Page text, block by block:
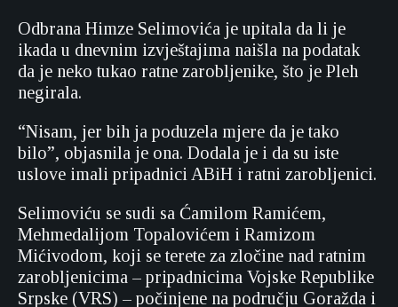
Odbrana Himze Selimovića je upitala da li je
ikada u dnevnim izvještajima naišla na podatak
da je neko tukao ratne zarobljenike, što je Pleh
negirala.
“Nisam, jer bih ja poduzela mjere da je tako
bilo”, objasnila je ona. Dodala je i da su iste
uslove imali pripadnici ABiH i ratni zarobljenici.
Selimoviću se sudi sa Ćamilom Ramićem,
Mehmedalijom Topalovićem i Ramizom
Mićivodom, koji se terete za zločine nad ratnim
zarobljenicima – pripadnicima Vojske Republike
Srpske (VRS) – počinjene na području Goražda i